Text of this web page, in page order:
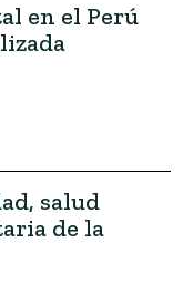
en el Perú
salud
de la